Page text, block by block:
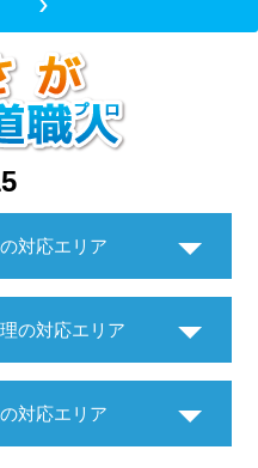
対応エリア
の対応エリア
対応エリア